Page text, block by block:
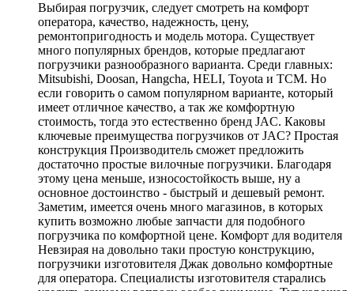
Выбирая погрузчик, следует смотреть на комфорт
оператора, качество, надежность, цену,
ремонтопригодность и модель мотора. Существует
много популярных брендов, которые предлагают
погрузчики разнообразного варианта. Среди главных:
Mitsubishi, Doosan, Hangcha, HELI, Toyota и TCM. Но
если говорить о самом популярном варианте, который
имеет отличное качество, а так же комфортную
стоимость, тогда это естественно бренд JAC. Каковы
ключевые преимущества погрузчиков от JAC? Простая
конструкция Производитель сможет предложить
достаточно простые вилочные погрузчики. Благодаря
этому цена меньше, износостойкость выше, ну а
основное достоинство - быстрый и дешевый ремонт.
Заметим, имеется очень много магазинов, в которых
купить возможно любые запчасти для подобного
погрузчика по комфортной цене. Комфорт для водителя
Невзирая на довольно таки простую конструкцию,
погрузчики изготовителя Джак довольно комфортные
для оператора. Специалисты изготовителя старались